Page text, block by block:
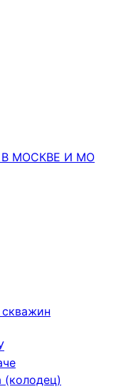
МОСКВЕ И МО
скважин
(колодец)